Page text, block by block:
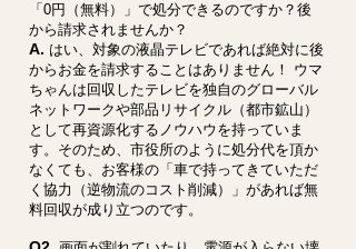
「0円（無料）」で処分できるのですか？後
から請求されませんか？
A. はい、対象の液晶テレビであれば絶対に後
からお金を請求することはありません！ ウマ
ちゃんは回収したテレビを独自のグローバル
ネットワークや部品リサイクル（都市鉱山）
として再資源化するノウハウを持っていま
す。そのため、市役所のように処分代を頂か
なくても、お客様の「車で持ってきていただ
く協力（逆物流のコスト削減）」があれば無
料回収が成り立つのです。